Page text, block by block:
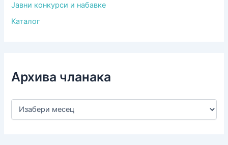
Јавни конкурси и набавке
Каталог
Архива чланака
А